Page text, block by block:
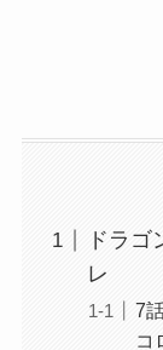
ドラ
レ
7
コ